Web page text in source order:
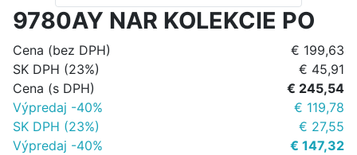
9780AY NAR KOLEKCIE PO
Cena (bez DPH)
€ 199,63
SK DPH (23%)
€ 45,91
Cena (s DPH)
€ 245,54
Výpredaj -40%
€ 119,78
SK DPH (23%)
€ 27,55
Výpredaj -40%
€ 147,32